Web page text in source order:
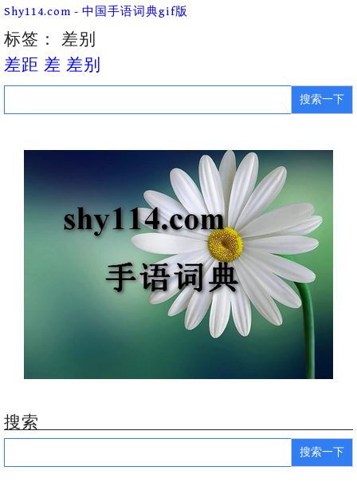
Skip
content
Shy114.com - 中国手语词典gif版
标签： 差别
差距 差 差别
Search
搜索
Search